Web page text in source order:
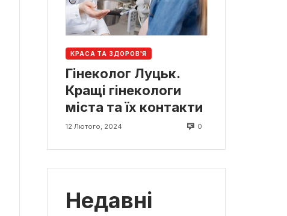
КРАСА ТА ЗДОРОВ'Я
Гінеколог Луцьк.
Кращі гінекологи
міста та їх контакти
12 Лютого, 2024 0
Недавні